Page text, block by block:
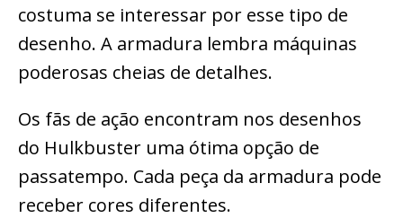
costuma se interessar por esse tipo de
desenho. A armadura lembra máquinas
poderosas cheias de detalhes.
Os fãs de ação encontram nos desenhos
do Hulkbuster uma ótima opção de
passatempo. Cada peça da armadura pode
receber cores diferentes.